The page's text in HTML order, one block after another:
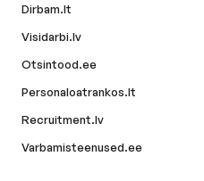
Dirbam.lt
Visidarbi.lv
Otsintood.ee
Personaloatrankos.lt
Recruitment.lv
Varbamisteenused.ee